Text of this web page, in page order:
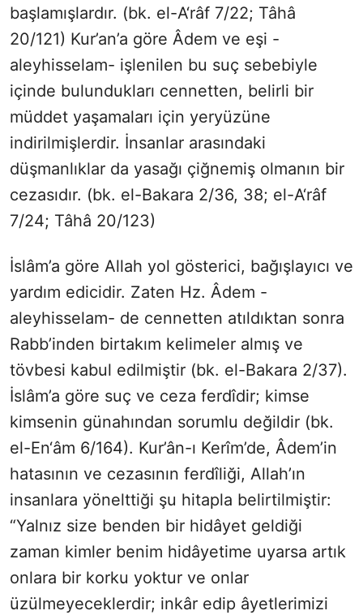
başlamışlardır. (bk. el-A‘râf 7/22; Tâhâ
20/121) Kur’an’a göre Âdem ve eşi -
aleyhisselam- işlenilen bu suç sebebiyle
içinde bulundukları cennetten, belirli bir
müddet yaşamaları için yeryüzüne
indirilmişlerdir. İnsanlar arasındaki
düşmanlıklar da yasağı çiğnemiş olmanın bir
cezasıdır. (bk. el-Bakara 2/36, 38; el-A‘râf
7/24; Tâhâ 20/123)
İslâm’a göre Allah yol gösterici, bağışlayıcı ve
yardım edicidir. Zaten Hz. Âdem -
aleyhisselam- de cennetten atıldıktan sonra
Rabb’inden birtakım kelimeler almış ve
tövbesi kabul edilmiştir (bk. el-Bakara 2/37).
İslâm’a göre suç ve ceza ferdîdir; kimse
kimsenin günahından sorumlu değildir (bk.
el-En‘âm 6/164). Kur’ân-ı Kerîm’de, Âdem’in
hatasının ve cezasının ferdîliği, Allah’ın
insanlara yönelttiği şu hitapla belirtilmiştir:
“Yalnız size benden bir hidâyet geldiği
zaman kimler benim hidâyetime uyarsa artık
onlara bir korku yoktur ve onlar
üzülmeyeceklerdir; inkâr edip âyetlerimizi